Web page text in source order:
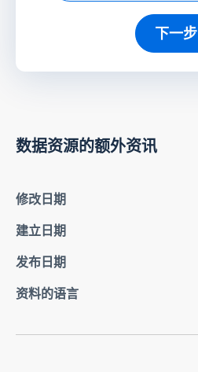
下一步
数据资源的额外资讯
修改日期
建立日期
发布日期
资料的语言